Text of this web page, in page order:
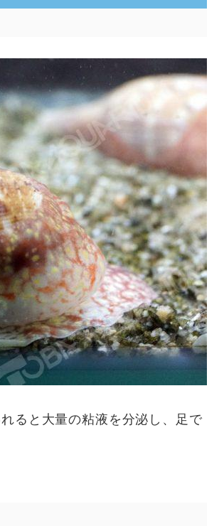
ると大量の粘液を分泌し、足で